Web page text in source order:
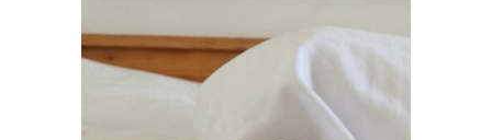
¿TE GUSTARÍA UNIRTE A NUESTRA AVENTURA GASTRON
ÓMICA?